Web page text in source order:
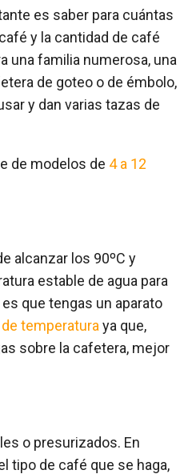
es saber para cuántas
y la cantidad de café
una familia numerosa, una
de goteo o de émbolo,
y dan varias tazas de
de modelos de 4 a 12
alcanzar los 90ºC y
estable de agua para
que tengas un aparato
temperatura ya que,
sobre la cafetera, mejor
o presurizados. En
tipo de café que se haga,